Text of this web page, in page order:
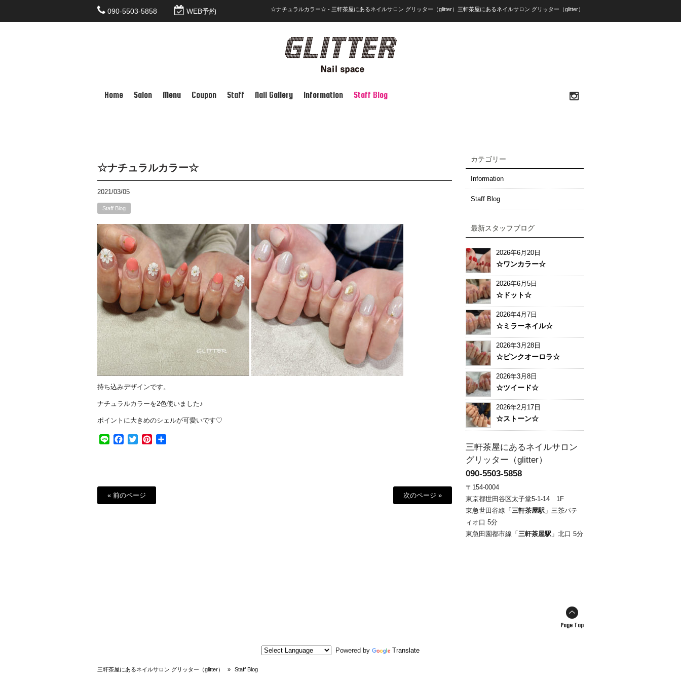
090-5503-5858 WEB予約 ☆ナチュラルカラー☆ - 三軒茶屋にあるネイルサロン グリッター（glitter）三軒茶屋にあるネイルサロン グリッター（glitter）
Home Salon Menu Coupon Staff Nail Gallery Information Staff Blog
☆ナチュラルカラー☆
2021/03/05
Staff Blog
持ち込みデザインです。
ナチュラルカラーを2色使いました♪
ポイントに大きめのシェルが可愛いです♡
Line Facebook
TwitterPinterest
« 前のページ 次のページ »
カテゴリー
Information
Staff Blog
最新スタッフブログ
2026年6月20日
☆ワンカラー☆
2026年6月5日
☆ドット☆
2026年4月7日
☆ミラーネイル☆
2026年3月28日
☆ピンクオーロラ☆
2026年3月8日
☆ツイード☆
2026年2月17日
☆ストーン☆
三軒茶屋にあるネイルサロン
グリッター（glitter）
090-5503-5858
〒154-0004
東京都世田谷区太子堂5-1-14 1F
東急世田谷線「 三軒茶屋駅 」三茶パテ
ィオ口 5分
東急田園都市線「 三軒茶屋駅 」北口 5分
Page Top
Powered by Translate
三軒茶屋にあるネイルサロン グリッター（glitter） » Staff Blog